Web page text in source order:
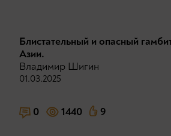
Блистательный и опасный
Азии.
Владимир Шигин
01.03.2025
0 1440 9